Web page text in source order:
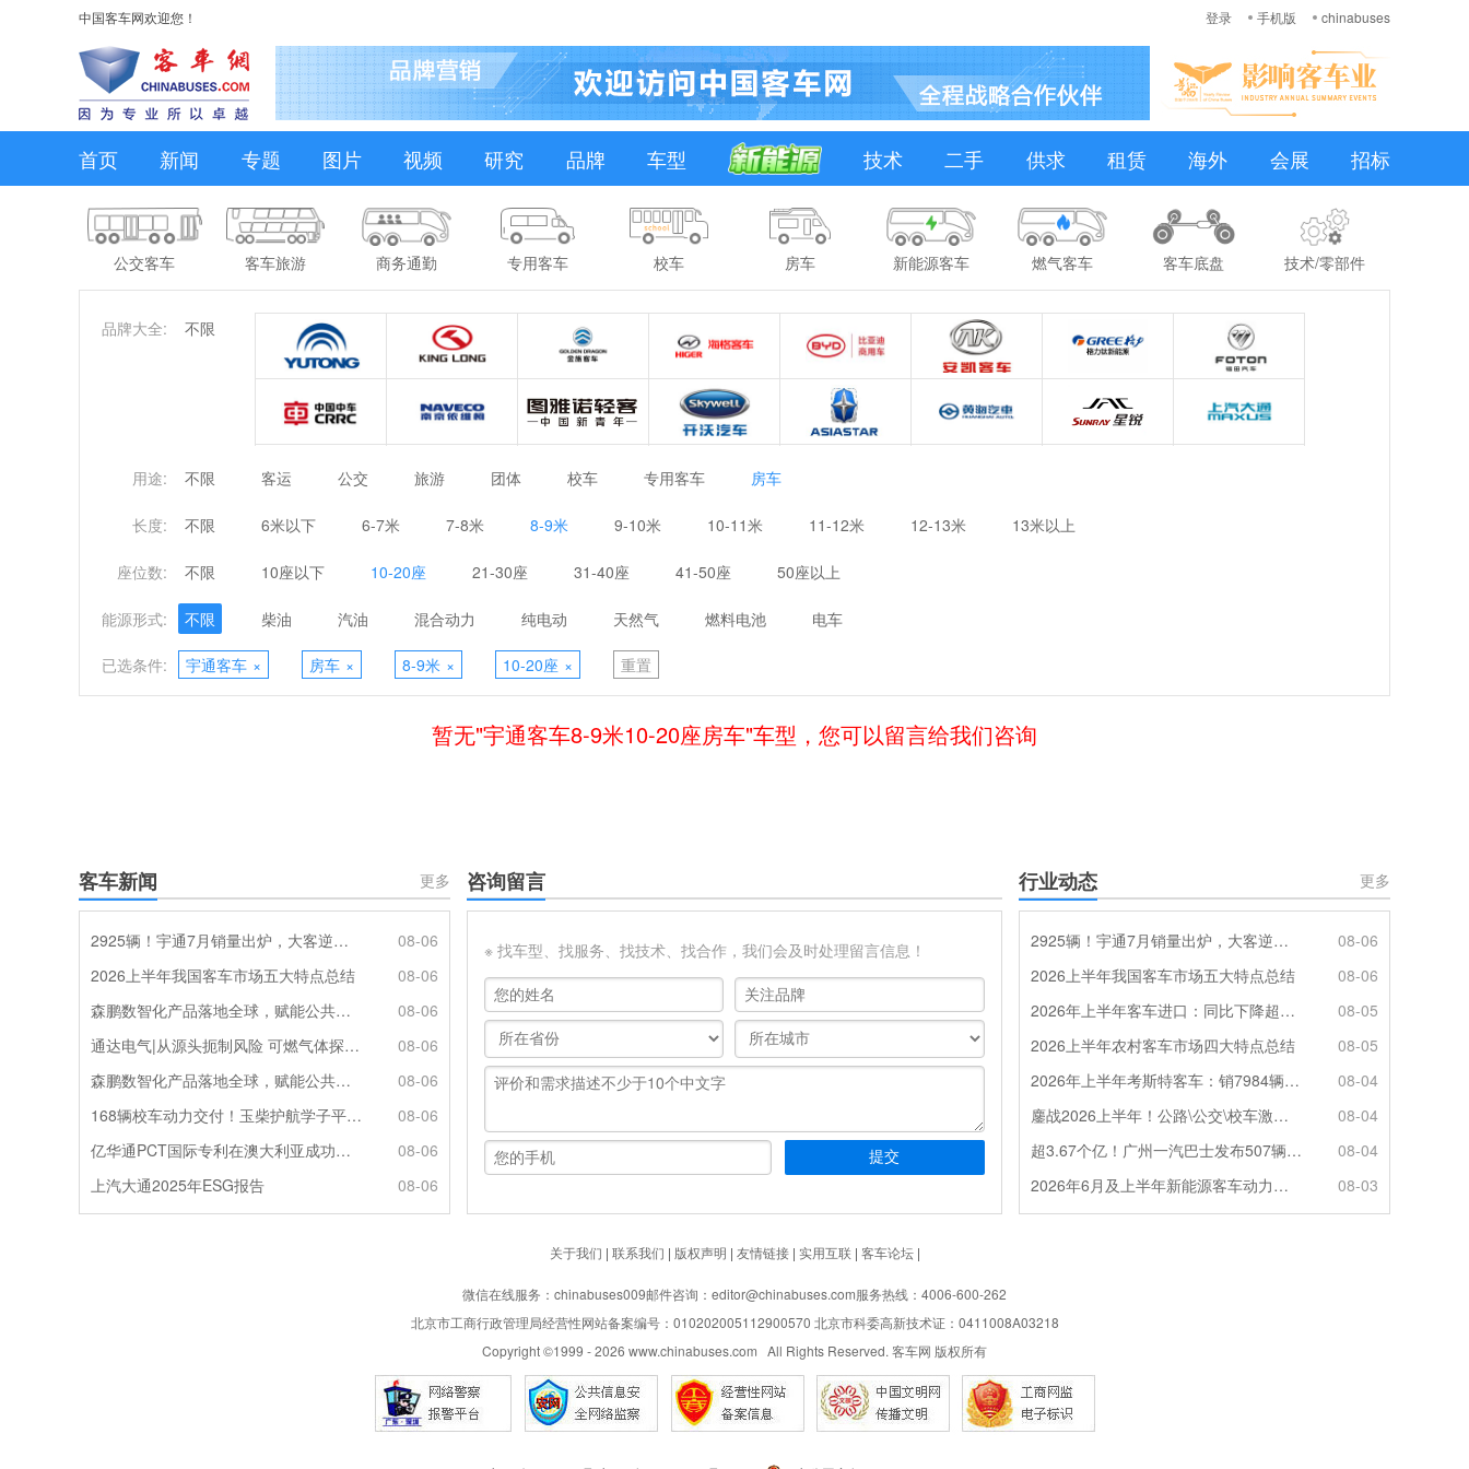
中国客车网欢迎您！ 登录 手机版 chinabuses
首页 新闻 专题 图片 视频 研究 品牌 车型 技术 二手 供求 租赁 海外 会展 招标
公交客车 客车旅游 商务通勤 专用客车 校车 房车 新能源客车 燃气客车 客车底盘 技术/零部件
品牌大全: 不限
用途: 不限 客运 公交 旅游 团体 校车 专用客车 房车
长度: 不限 6米以下 6-7米 7-8米 8-9米 9-10米 10-11米 11-12米 12-13米 13米以上
座位数: 不限 10座以下 10-20座 21-30座 31-40座 41-50座 50座以上
能源形式: 不限 柴油 汽油 混合动力 纯电动 天然气 燃料电池 电车
已选条件: 宇通客车 × 房车 × 8-9米 × 10-20座 × 重置
暂无"宇通客车8-9米10-20座房车"车型，您可以留言给我们咨询
客车新闻 更多
2925辆！宇通7月销量出炉，大客逆势走强筑牢基本盘
08-06
2026上半年我国客车市场五大特点总结
08-06
森鹏数智化产品落地全球，赋能公共交通新升级
08-06
通达电气|从源头扼制风险 可燃气体探测系统灵敏感知商用车燃气泄漏
08-06
森鹏数智化产品落地全球，赋能公共交通新升级
08-06
168辆校车动力交付！玉柴护航学子平安出行
08-06
亿华通PCT国际专利在澳大利亚成功授权
08-06
上汽大通2025年ESG报告
08-06
咨询留言
※ 找车型、找服务、找技术、找合作，我们会及时处理留言信息！
行业动态 更多
2925辆！宇通7月销量出炉，大客逆势走强筑牢基本盘
08-06
2026上半年我国客车市场五大特点总结
08-06
2026年上半年客车进口：同比下降超4成，轻客主体地位凸显
08-05
2026上半年农村客车市场四大特点总结
08-05
2026年上半年考斯特客车：销7984辆 6米领涨领跑 电动化提速
08-04
鏖战2026上半年！公路\公交\校车激烈角逐，谁问鼎赛道赢家?
08-04
超3.67个亿！广州一汽巴士发布507辆纯电动城市客车采购中标公告
08-04
2026年6月及上半年新能源客车动力电池装机量特点分析
08-03
关于我们 | 联系我们 | 版权声明 | 友情链接| 实用互联| 客车论坛|
微信在线服务：chinabuses009邮件咨询：editor@chinabuses.com服务热线：4006-600-262
北京市工商行政管理局经营性网站备案编号：010202005112900570 北京市科委高新技术证：0411008A03218
Copyright ©1999 -2026 www.chinabuses.com All Rights Reserved. 客车网 版权所有